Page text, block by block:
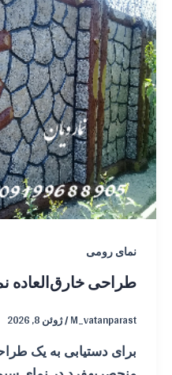
نمای رومی
طراحی خارق‌العاده
M_vatanparast
/ژوئن 8, 2026
برای دستیابی به یک